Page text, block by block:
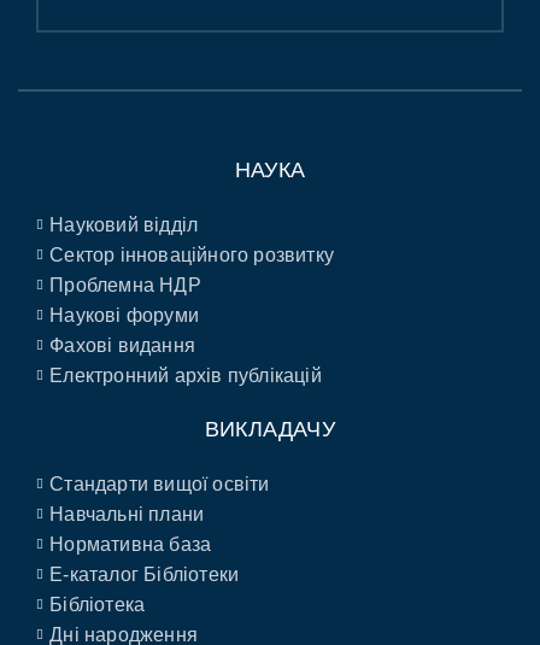
НАУКА
Науковий відділ
Сектор інноваційного розвитку
Проблемна НДР
Наукові форуми
Фахові видання
Електронний архів публікацій
ВИКЛАДАЧУ
Стандарти вищої освіти
Навчальні плани
Нормативна база
E-каталог Бібліотеки
Бібліотека
Дні народження